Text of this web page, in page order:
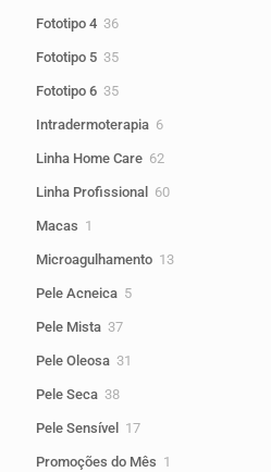
Fototipo 4 3636
Fototipo 5 3535
Fototipo 6 3535
Intradermoterapia 66
Linha Home Care 6262
Linha Profissional
6060
Macas 1
Microagulhamento 1313
Pele Acneica 55
Pele Mista 3737
Pele Oleosa 31
Pele Seca 3838
Pele Sensível
1717
Promoções do Mês 1